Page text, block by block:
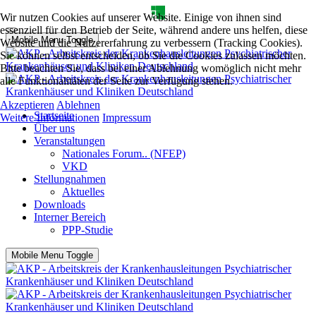
Mobile Menu Toggle
Startseite
Über uns
Veranstaltungen
Nationales Forum.. (NFEP)
VKD
Stellungnahmen
Aktuelles
Downloads
Interner Bereich
PPP-Studie
Mobile Menu Toggle
Wir nutzen Cookies auf unserer Website. Einige von ihnen sind
essenziell für den Betrieb der Seite, während andere uns helfen, diese
Website und die Nutzererfahrung zu verbessern (Tracking Cookies).
Sie können selbst entscheiden, ob Sie die Cookies zulassen möchten.
Bitte beachten Sie, dass bei einer Ablehnung womöglich nicht mehr
alle Funktionalitäten der Seite zur Verfügung stehen.
Akzeptieren Ablehnen
Weitere Informationen Impressum